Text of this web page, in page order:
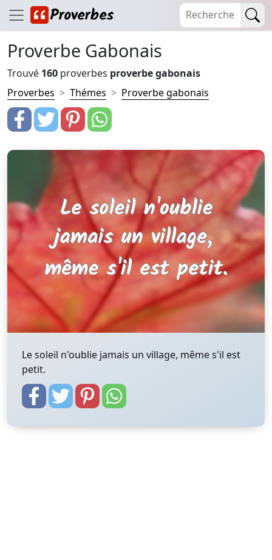
Proverbe Gabonais
Trouvé 160 proverbes proverbe gabonais
Proverbes
Thémes Proverbe gabonais
Le soleil n'oublie jamais un village, même s'il est
petit.